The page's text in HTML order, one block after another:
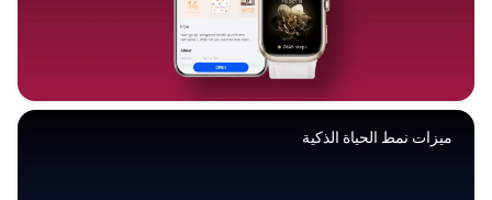
ميزات نمط الحياة الذكية